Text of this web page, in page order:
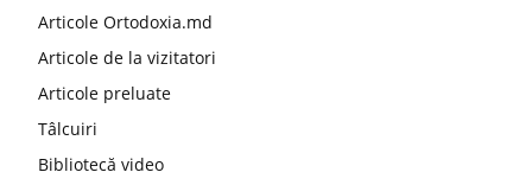
Articole Ortodoxia.md
Articole de la vizitatori
Articole preluate
Tâlcuiri
Bibliotecă video